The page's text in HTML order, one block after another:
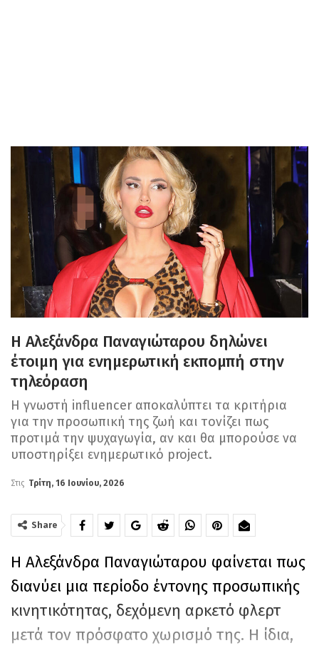
Η Αλεξάνδρα Παναγιώταρου δηλώνει
έτοιμη για ενημερωτική εκπομπή στην
τηλεόραση
Η γνωστή influencer αποκαλύπτει τα κριτήρια
για την προσωπική της ζωή και τονίζει πως
προτιμά την ψυχαγωγία, αν και θα μπορούσε να
υποστηρίξει ενημερωτικό project.
Στις Τρίτη, 16 Ιουνίου, 2026
Share
Η Αλεξάνδρα Παναγιώταρου φαίνεται πως
διανύει μια περίοδο έντονης προσωπικής
κινητικότητας, δεχόμενη αρκετό φλερτ
μετά τον πρόσφατο χωρισμό της. Η ίδια,